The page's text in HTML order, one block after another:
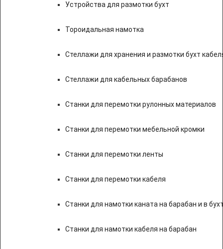
Устройства для размотки бухт
Тороидальная намотка
Стеллажи для хранения и размотки бухт
Стеллажи для кабельных барабанов
Станки для перемотки рулонных материалов
Станки для перемотки мебельной кромки
Станки для перемотки ленты
Станки для перемотки кабеля
Станки для намотки каната на барабан и в
Станки для намотки кабеля на барабан